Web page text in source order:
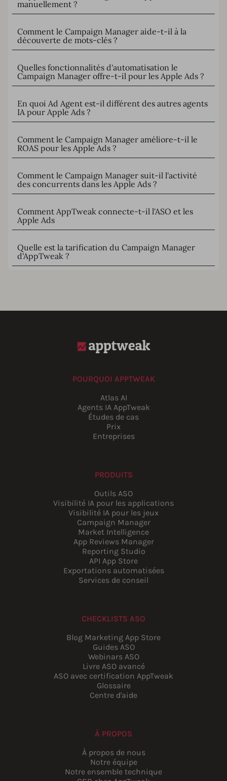
manuellement ?
Comment le Campaign Manager aide-t-il à la
découverte de mots-clés ?
Quelles fonctionnalités d'automatisation le
Campaign Manager offre-t-il pour les Apple Ads ?
En quoi Ad Agent est-il différent des autres agents
IA pour Apple Ads ?
Comment le Campaign Manager améliore-t-il le
ROAS pour les Apple Ads ?
Comment le Campaign Manager suit-il l'activité
des concurrents dans les Apple Ads ?
Comment AppTweak connecte-t-il l'ASO et les
Apple Ads
Quelle est la tarification du Campaign Manager
d'AppTweak ?
POURQUOI APPTWEAK
Atlas AI
Agents IA AppTweak
Études de cas
Prix
Entreprises
PRODUITS
Outils ASO
Visibilité IA pour les applications
Visibilité IA pour les jeux
Campaign Manager
Market Intelligence
App Reviews Manager
Reporting Studio
API App Store
Exportations automatisées
Services de conseil
CHECKLISTS ASO
Blog Marketing App Store
Guides ASO
Webinars ASO
Livre ASO avancé
ASO avec certification AppTweak
Glossaire
Centre d'aide
À PROPOS
À propos de nous
Notre équipe
Notre ensemble technique